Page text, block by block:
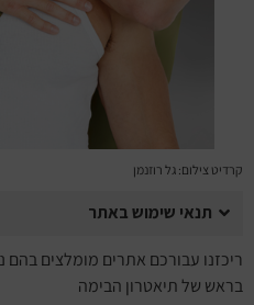
חופשה והופעה
קרדיט צילום: גל רוזנמן
תנאי שימוש באתר
ריכזנו עבורכם אתרים מומלצים בהם
בראש של תיאטרון הבימה